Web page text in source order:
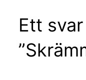
Ett